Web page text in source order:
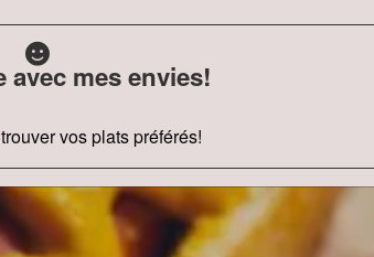
avec mes envies!
vos plats préférés!